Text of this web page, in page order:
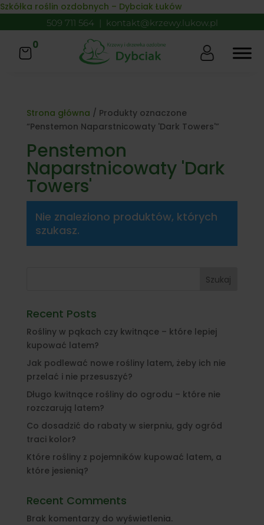
Skip to content
Szkółka roślin ozdobnych – Dybciak Łuków
509 711 564 | kontakt@krzewy.lukow.pl
0
Strona główna / Produkty oznaczone
“Penstemon Naparstnicowaty 'Dark Towers'”
Penstemon
Naparstnicowaty 'Dark
Towers'
Nie znaleziono produktów, których
szukasz.
Szukaj
Recent Posts
Rośliny w pąkach czy kwitnące – które lepiej
kupować latem?
Jak podlewać nowe rośliny latem, żeby ich nie
przelać i nie przesuszyć?
Długo kwitnące rośliny do ogrodu – które nie
rozczarują latem?
Co dosadzić do rabaty w sierpniu, gdy ogród
traci kolor?
Które rośliny z pojemników kupować latem, a
które jesienią?
Recent Comments
Brak komentarzy do wyświetlenia.